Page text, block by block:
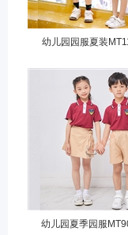
幼儿园园服夏装
幼儿园夏季园服